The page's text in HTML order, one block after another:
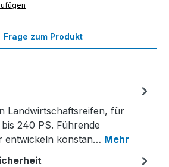
Frage zum Produkt
Landwirtschaftsreifen, für
240 PS. Führende
entwickeln konstan… Mehr